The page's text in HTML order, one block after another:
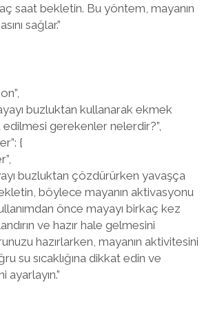
saat bekletin. Bu yöntem, mayanın
sağlar.”
buzluktan kullanarak ekmek
gerekenler nelerdir?”,
{
buzluktan çözdürürken yavaşça
böylece mayanın aktivasyonu
önce mayayı birkaç kez
ve hazır hale gelmesini
hazırlarken, mayanın aktivitesini
su sıcaklığına dikkat edin ve